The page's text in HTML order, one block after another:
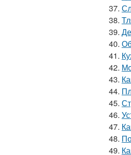
37.
38.
39.
40.
41.
42.
43.
44.
45.
46.
47.
48.
49.